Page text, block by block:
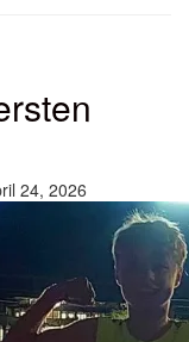
24, 2026